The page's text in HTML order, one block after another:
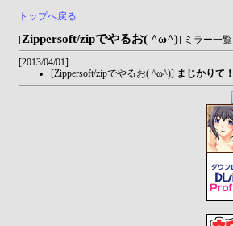
トップへ戻る
[Zippersoft/zipでやるお( ^ω^)] ミラー一覧
[2013/04/01]
[Zippersoft/zipでやるお( ^ω^)] まじかりて！